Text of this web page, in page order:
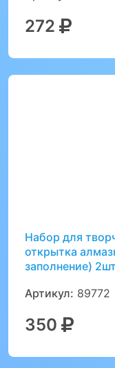
272
Набор для
открытка
заполнение)
Артикул: 89772
350